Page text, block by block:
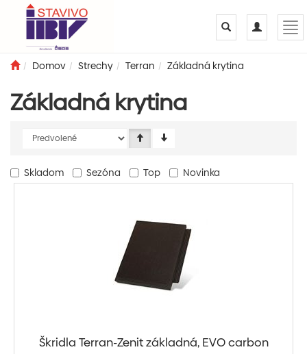
Toggle
navigation
Toggle
search
Domov
Strechy Terran Základná krytina
Základná krytina
Skladom Sezóna Top Novinka
Škridla Terran-Zenit základná, EVO carbon